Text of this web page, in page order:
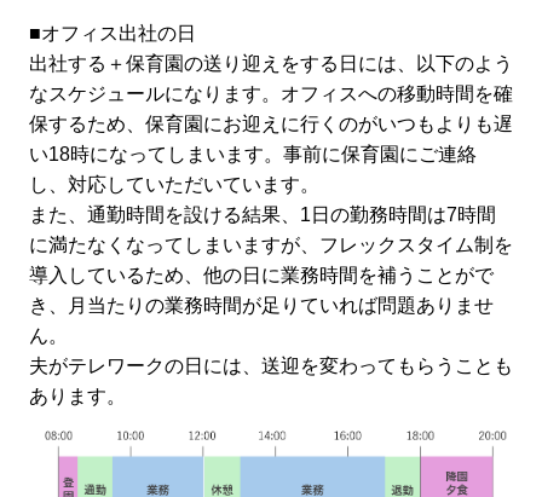
■オフィス出社の日
出社する＋保育園の送り迎えをする日には、以下のよう
なスケジュールになります。オフィスへの移動時間を確
保するため、保育園にお迎えに行くのがいつもよりも遅
い18時になってしまいます。事前に保育園にご連絡
し、対応していただいています。
また、通勤時間を設ける結果、1日の勤務時間は7時間
に満たなくなってしまいますが、フレックスタイム制を
導入しているため、他の日に業務時間を補うことがで
き、月当たりの業務時間が足りていれば問題ありませ
ん。
夫がテレワークの日には、送迎を変わってもらうことも
あります。